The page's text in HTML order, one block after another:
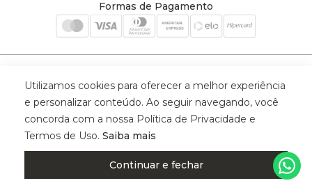
Cadastre-se
Formas de Pagamento
Selos de Segurança
| CNPJ: 59.907.634/0001-75 | Rua Santa Augusta, 409 - Vila
Utilizamos cookies para oferecer a melhor experiência
e personalizar conteúdo. Ao seguir navegando, você
concorda com a nossa Política de Privacidade e
Termos de Uso. Saiba mais
Continuar e fechar